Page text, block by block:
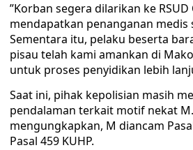
​”Korban segera dilarikan ke
mendapatkan penanganan medis
Sementara itu, pelaku beserta
pisau telah kami amankan di
untuk proses penyidikan lebih
Saat ini, pihak kepolisian masih
pendalaman terkait motif nekat M.
mengungkapkan, M diancam
Pasal 459 KUHP.